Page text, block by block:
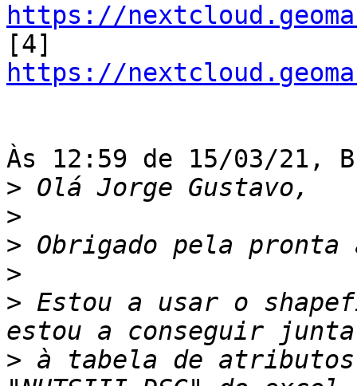
https://
https://
Às 12:59 de 15/03/21,
>
>
>
>
> Estou a usar o
> à tabela de atributos